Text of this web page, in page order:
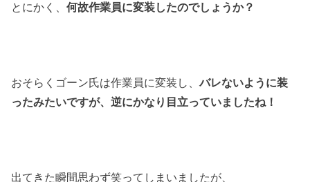
とにかく、何故作業員に変装したのでしょうか？
おそらくゴーン氏は作業員に変装し、バレないように装
ったみたいですが、逆にかなり目立っていましたね！
出てきた瞬間思わず笑ってしまいましたが、